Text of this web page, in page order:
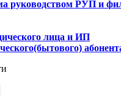
руководством РУП и
лица и ИП